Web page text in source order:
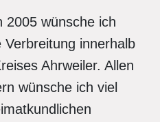
2005 wünsche ich
innerhalb
Ahrweiler. Allen
wünsche ich viel